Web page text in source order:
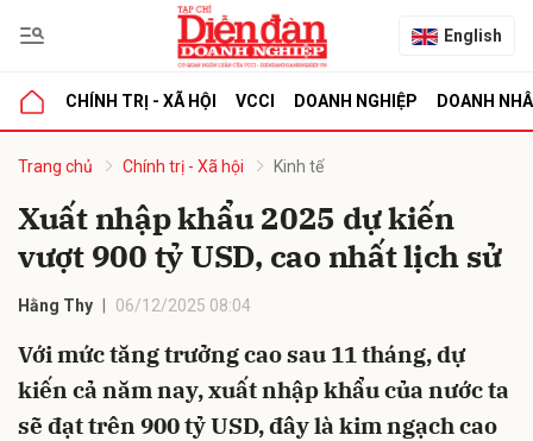
English
CHÍNH TRỊ - XÃ HỘI VCCI DOANH NGHIỆP DOANH
Trang chủ Chính trị - Xã hội Kinh tế
Xuất nhập khẩu 2025 dự kiến
vượt 900 tỷ USD, cao nhất lịch sử
Hằng Thy 06/12/2025 08:04
Với mức tăng trưởng cao sau 11 tháng, dự
kiến cả năm nay, xuất nhập khẩu của nước ta
sẽ đạt trên 900 tỷ USD, đây là kim ngạch cao
luận
Hủy